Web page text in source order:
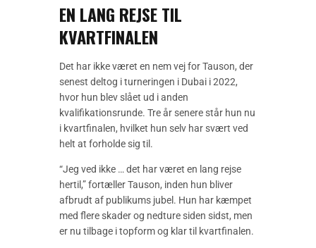
EN LANG REJSE TIL
KVARTFINALEN
Det har ikke været en nem vej for Tauson, der
senest deltog i turneringen i Dubai i 2022,
hvor hun blev slået ud i anden
kvalifikationsrunde. Tre år senere står hun nu
i kvartfinalen, hvilket hun selv har svært ved
helt at forholde sig til.
“Jeg ved ikke … det har været en lang rejse
hertil,” fortæller Tauson, inden hun bliver
afbrudt af publikums jubel. Hun har kæmpet
med flere skader og nedture siden sidst, men
er nu tilbage i topform og klar til kvartfinalen.